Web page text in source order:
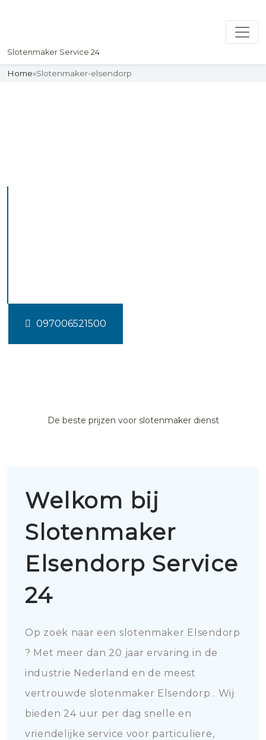
Slotenmaker Service 24
Home»Slotenmaker-elsendorp
097006521500
De beste prijzen voor slotenmaker dienst
Welkom bij
Slotenmaker
Elsendorp Service
24
Op zoek naar een slotenmaker Elsendorp
? Met meer dan 20 jaar ervaring in de
industrie Nederland en de meest
vertrouwde slotenmaker Elsendorp . Wij
bieden 24 uur per dag snelle en
vriendelijke service voor particuliere,